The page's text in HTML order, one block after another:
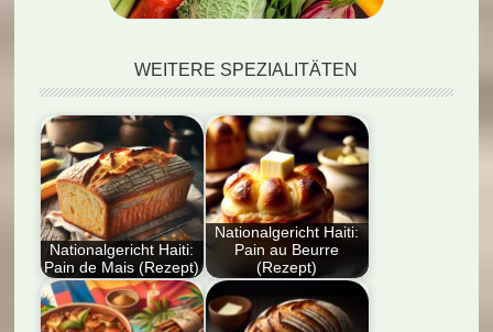
WEITERE SPEZIALITÄTEN
Nationalgericht Haiti:
Pain de Mais (Rezept)
Entdecken Sie das
Nationalgericht Haiti:
Nationalgericht Haiti:
Pain au Beurre
(Rezept)
Entdecken Sie das
Nationalgericht Haiti: